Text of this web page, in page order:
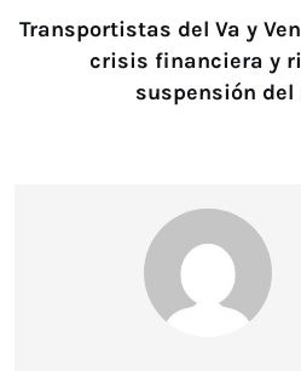
Transportistas del Va y
crisis financiera y
suspensión